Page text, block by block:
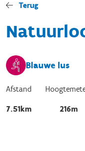
Terug
Blauwe lus
Afstand
7.51km 216m